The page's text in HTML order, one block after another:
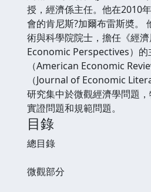
授，經濟係主任。他在2010
會的肯尼斯?加爾布雷斯奬。
術與科學院院士，擔任《經
Economic Perspectives）的
（American Economic
（Journal of Economic
研究集中於微觀經濟學問題
實證問題和規範問題。
目錄
總目錄
微觀部分